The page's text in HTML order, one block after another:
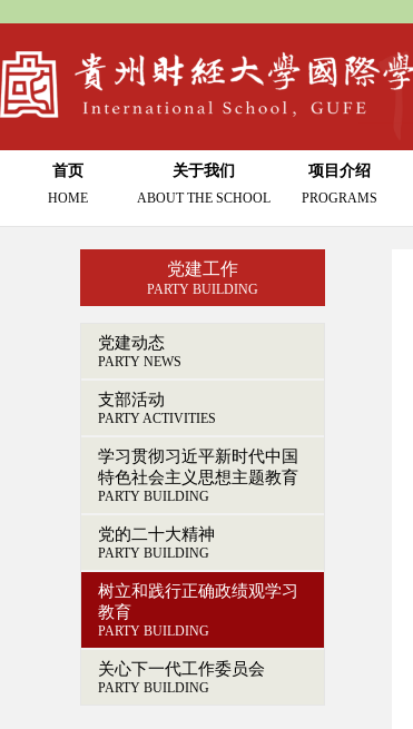
首页
HOME
关于我们
ABOUT THE SCHOOL
项目介绍
PROGRAMS
党建工作
PARTY BUILDING
党建动态
PARTY NEWS
支部活动
PARTY ACTIVITIES
学习贯彻习近平新时代中国
特色社会主义思想主题教育
PARTY BUILDING
党的二十大精神
PARTY BUILDING
树立和践行正确政绩观学习
教育
PARTY BUILDING
关心下一代工作委员会
PARTY BUILDING